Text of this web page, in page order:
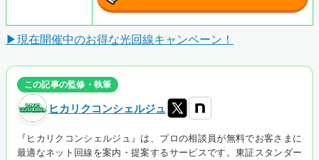
▶現在開催中のお得な光回線キャンペーン！
この記事の監修・執筆
ヒカリクコンシェルジュ
『ヒカリクコンシェルジュ』は、プロの相談員が無料でお客さまに
最適なネット回線を案内・提案するサービスです。東証スタンダー